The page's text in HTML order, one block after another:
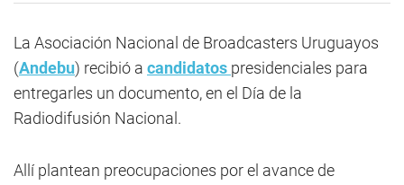
La Asociación Nacional de Broadcasters Uruguayos
(Andebu) recibió a candidatos presidenciales para
entregarles un documento, en el Día de la
Radiodifusión Nacional.
Allí plantean preocupaciones por el avance de